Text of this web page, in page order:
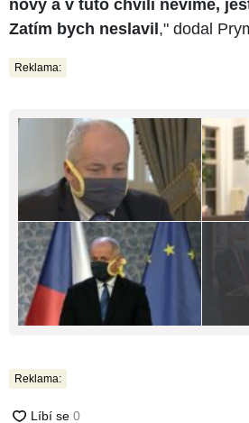
nový a v tuto chvíli nevíme,
Zatím bych neslavil ," dodal
Reklama:
Reklama: